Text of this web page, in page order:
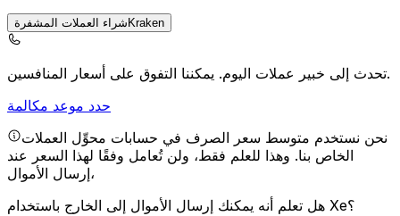
شراء العملات المشفرةKraken
تحدث إلى خبير عملات اليوم.يمكننا التفوق على أسعار المنافسين.
حدد موعد مكالمة
نحن نستخدم متوسط سعر الصرف في حسابات محوِّل العملات
الخاص بنا. وهذا للعلم فقط، ولن تُعامل وفقًا لهذا السعر عند
إرسال الأموال،
هل تعلم أنه يمكنك إرسال الأموال إلى الخارج باستخدام Xe؟